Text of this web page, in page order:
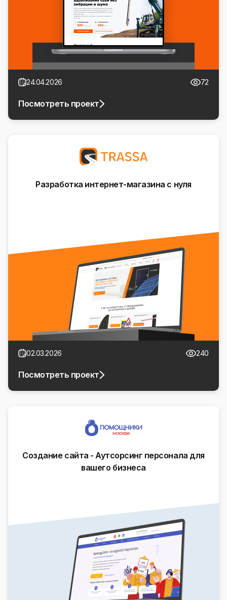
24.04.2026 72
Посмотреть проект
Разработка интернет-магазина с нуля
02.03.2026 240
Посмотреть проект
Создание сайта - Аутсорсинг персонала для
вашего бизнеса